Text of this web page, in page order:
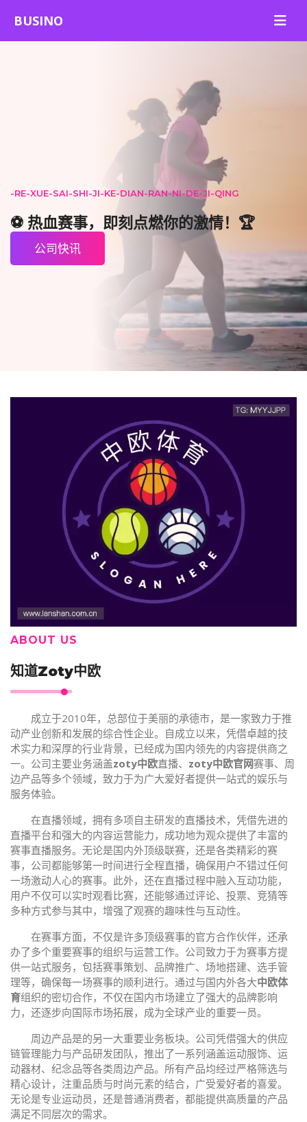
️-RE-XUE-SAI-SHI-JI-KE-DIAN-RAN-NI-DE-JI-QING
⚽️ 热血赛事，即刻点燃你的激情！🏆
公司快讯
ABOUT US
知道Zoty中欧
成立于2010年，总部位于美丽的承德市，是一家致力于推
动产业创新和发展的综合性企业。自成立以来，凭借卓越的技
术实力和深厚的行业背景，已经成为国内领先的内容提供商之
一。公司主要业务涵盖zoty中欧直播、 zoty中欧官网赛事、周
边产品等多个领域，致力于为广大爱好者提供一站式的娱乐与
服务体验。
在直播领域，拥有多项自主研发的直播技术，凭借先进的
直播平台和强大的内容运营能力，成功地为观众提供了丰富的
赛事直播服务。无论是国内外顶级联赛，还是各类精彩的赛
事，公司都能够第一时间进行全程直播，确保用户不错过任何
一场激动人心的赛事。此外，还在直播过程中融入互动功能，
用户不仅可以实时观看比赛，还能够通过评论、投票、竞猜等
多种方式参与其中，增强了观赛的趣味性与互动性。
在赛事方面，不仅是许多顶级赛事的官方合作伙伴，还承
办了多个重要赛事的组织与运营工作。公司致力于为赛事方提
供一站式服务，包括赛事策划、品牌推广、场地搭建、选手管
理等，确保每一场赛事的顺利进行。通过与国内外各大中欧体
育组织的密切合作，不仅在国内市场建立了强大的品牌影响
力，还逐步向国际市场拓展，成为全球产业的重要一员。
周边产品是的另一大重要业务板块。公司凭借强大的供应
链管理能力与产品研发团队，推出了一系列涵盖运动服饰、运
动器材、纪念品等各类周边产品。所有产品均经过严格筛选与
精心设计，注重品质与时尚元素的结合，广受爱好者的喜爱。
无论是专业运动员，还是普通消费者，都能提供高质量的产品
满足不同层次的需求。